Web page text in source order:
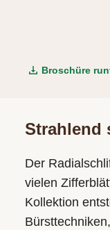
Broschüre
Strahlend
Der
vielen
Kollektion